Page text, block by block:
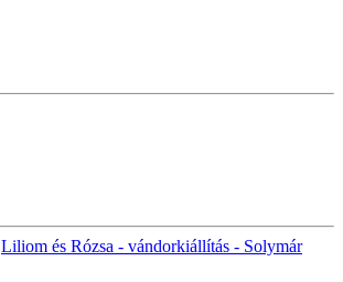
Liliom és Rózsa - vándorkiállítás - Solymár